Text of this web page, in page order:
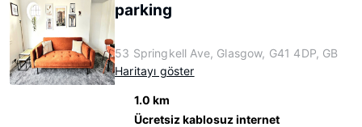
parking
53 Springkell Ave, Glasgow, G41 4DP, GB
Haritayı göster
1.0 km
Ücretsiz kablosuz internet